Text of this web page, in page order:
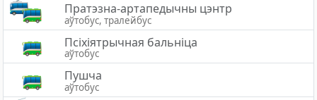
Пратэзна-артапедычны цэнтр
аўтобус, тралейбус
Псіхіятрычная бальніца
аўтобус
Пушча
аўтобус